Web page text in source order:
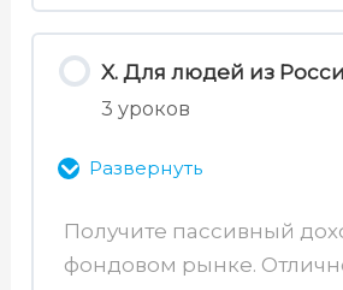
55. Пропорции
X. Для людей из
3 уроков
Развернуть
Содержимое раздела
Получите пассивный
фондовом рынке.